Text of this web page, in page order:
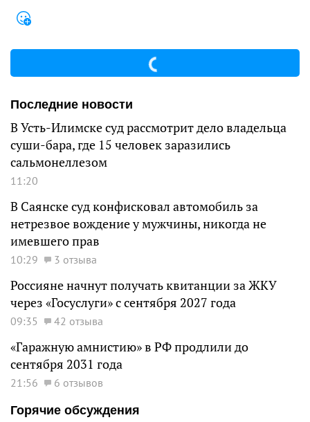
Последние новости
В Усть-Илимске суд рассмотрит дело владельца
суши-бара, где 15 человек заразились
сальмонеллезом
11:20
В Саянске суд конфисковал автомобиль за
нетрезвое вождение у мужчины, никогда не
имевшего прав
10:29 3 отзыва
Россияне начнут получать квитанции за ЖКУ
через «Госуслуги» с сентября 2027 года
09:35 42 отзыва
«Гаражную амнистию» в РФ продлили до
сентября 2031 года
21:56
6 отзывов
Горячие обсуждения